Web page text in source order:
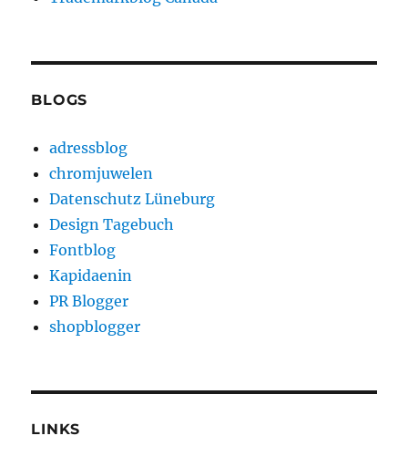
BLOGS
adressblog
chromjuwelen
Datenschutz Lüneburg
Design Tagebuch
Fontblog
Kapidaenin
PR Blogger
shopblogger
LINKS